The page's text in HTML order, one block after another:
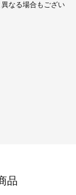
なる場合もござい
品